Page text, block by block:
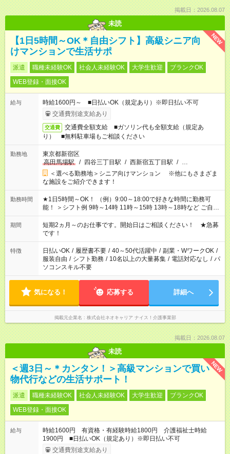
掲載日：2026.08.07
未読
NEW
【1日5時間～OK＊自由シフト】高級シニア向
けマンションで生活サポ
派遣 職種未経験OK 社会人未経験OK 大学生歓迎
ブランクOK
WEB登録・面接OK
給与
時給1600円～ ■日払いOK（規定あり）※即日払い不可
交通費別途支給あり
交通費
交通費全額支給 ■ガソリン代も全額支給（規定あ
り） ■無料駐車場もご相談ください
勤務地
東京都新宿区
高田馬場駅
/ 四谷三丁目駅 / 西新宿五丁目駅 / …
＜選べる勤務地＞シニア向けマンション ※他にもさまざま
な施設をご紹介できます！
勤務時間
★1日5時間～OK！ （例）9:00～18:00で好きな時間に勤務可
能！ ＞シフト例 9時～14時 11時～15時 13時～18時など ご自身
のご都合に合わせて勤務時間をご相談ください！ ★家庭の都合
でお休みや時間の調整が必要な場合も遠慮なくご相談くださ
い。
期間
短期2ヵ月～のお仕事です。開始日はご相談ください！ ★急募
です！
特徴 日払いOK / 履歴書不要 / 40～50代活躍中 / 副業・WワークOK /
服装自由 / シフト勤務 / 10名以上の大量募集 / 電話対応なし / パ
ソコンスキル不要
気になる！ 応募する 詳細へ
掲載元企業名 株式会社ネオキャリア ナイス！介護事業部
掲載日：2026.08.07
未読
NEW
＜週3日～＊カンタン！＞高級マンションで買い
物代行などの生活サポート！
派遣 職種未経験OK 社会人未経験OK 大学生歓迎
ブランクOK
WEB登録・面接OK
給与
時給1600円 有資格・有経験時給1800円 介護福祉士時給
1900円 ■日払いOK（規定あり）※即日払い不可
交通費別途支給あり